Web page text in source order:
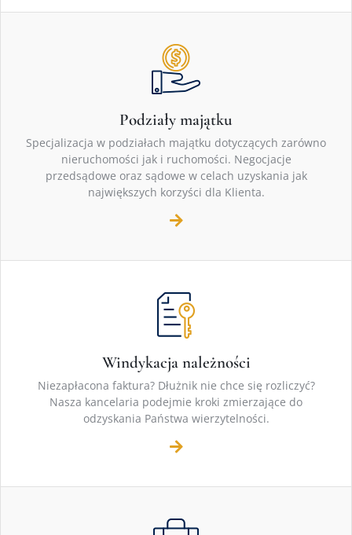
Podziały majątku
Specjalizacja w podziałach majątku dotyczących zarówno
nieruchomości jak i ruchomości. Negocjacje
przedsądowe oraz sądowe w celach uzyskania jak
największych korzyści dla Klienta.
Windykacja należności
Niezapłacona faktura? Dłużnik nie chce się rozliczyć?
Nasza kancelaria podejmie kroki zmierzające do
odzyskania Państwa wierzytelności.